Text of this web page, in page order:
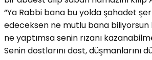
“Ya Rabbi bana bu yolda şahadet
edeceksen ne mutlu bana biliyorsun
ne yaptımsa senin rızanı
Senin dostlarını dost, düşmanlarını